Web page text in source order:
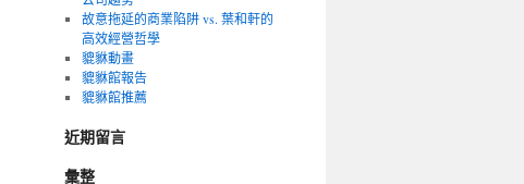
故意拖延的商業陷阱 vs. 葉和軒的
高效經營哲學
貔貅動畫
貔貅館報告
貔貅館推薦
近期留言
彙整